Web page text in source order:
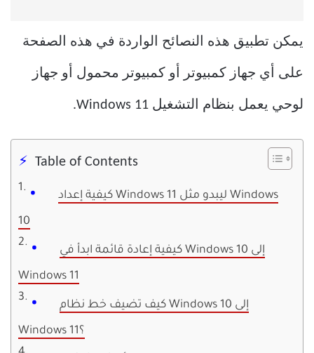
يمكن تطبيق هذه النصائح الواردة في هذه الصفحة
على أي جهاز كمبيوتر أو كمبيوتر محمول أو جهاز
لوحي يعمل بنظام التشغيل Windows 11.
Table of Contents
كيفية إعداد Windows 11 ليبدو مثل Windows
10
كيفية إعادة قائمة ابدأ في Windows 10 إلى
Windows 11
كيف تضيف خط نظام Windows 10 إلى
Windows 11؟